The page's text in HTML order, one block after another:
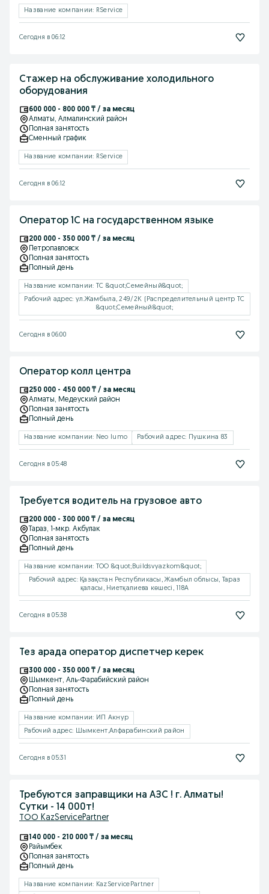
Название компании: RService
Сегодня в 06:12
Стажер на обслуживание холодильного
оборудования
600 000 - 800 000 ₸ / за месяц
Алматы, Алмалинский район
Полная занятость
Сменный график
Название компании: RService
Сегодня в 06:12
Оператор 1С на государственном языке
200 000 - 350 000 ₸ / за месяц
Петропавловск
Полная занятость
Полный день
Название компании: ТС &quot;Семейный&quot;
Рабочий адрес: ул.Жамбыла, 249/2К (Распределительный центр ТС
&quot;Семейный&quot;
Сегодня в 06:00
Оператор колл центра
250 000 - 450 000 ₸ / за месяц
Алматы, Медеуский район
Полная занятость
Полный день
Название компании: Neo lumo Рабочий адрес: Пушкина 83
Сегодня в 05:48
Требуется водитель на грузовое авто
200 000 - 300 000 ₸ / за месяц
Тараз, 1-мкр. Акбулак
Полная занятость
Полный день
Название компании: ТОО &quot;Buildsvyazkom&quot;
Рабочий адрес: Қазақстан Республикасы, Жамбыл облысы, Тараз
қаласы, Ниетқалиева көшесі, 118А
Сегодня в 05:38
Тез арада оператор диспетчер керек
300 000 - 350 000 ₸ / за месяц
Шымкент, Аль-Фарабийский район
Полная занятость
Полный день
Название компании: ИП Акнур
Рабочий адрес: Шымкент,Алфарабинский район
Сегодня в 05:31
Требуются заправщики на АЗС ! г. Алматы!
Сутки - 14 000т!
ТОО KazServicePartner
140 000 - 210 000 ₸ / за месяц
Райымбек
Полная занятость
Полный день
Название компании: KazServicePartner